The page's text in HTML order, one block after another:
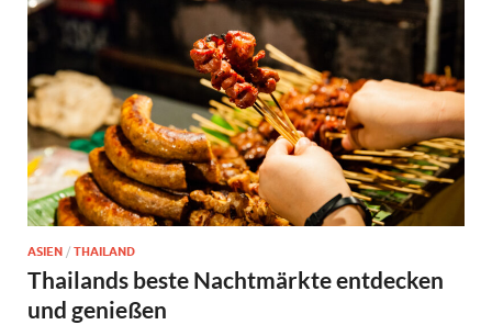
ASIEN / THAILAND
Thailands beste Nachtmärkte entdecken
und genießen